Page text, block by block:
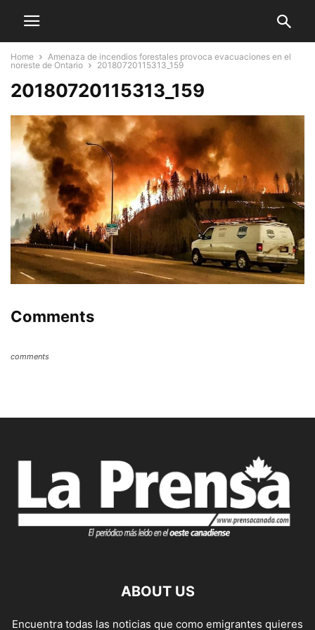
Home
Amenaza de incendios forestales provoca evacuaciones en el
noreste de Ontario
20180720115313_159
20180720115313_159
Comments
comments
ABOUT US
Encuentra todas las noticias que como emigrantes quieres